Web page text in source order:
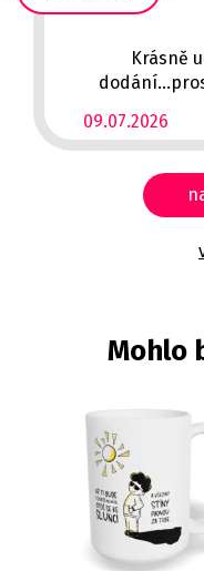
09.07.2026
Krásně
Mohlo